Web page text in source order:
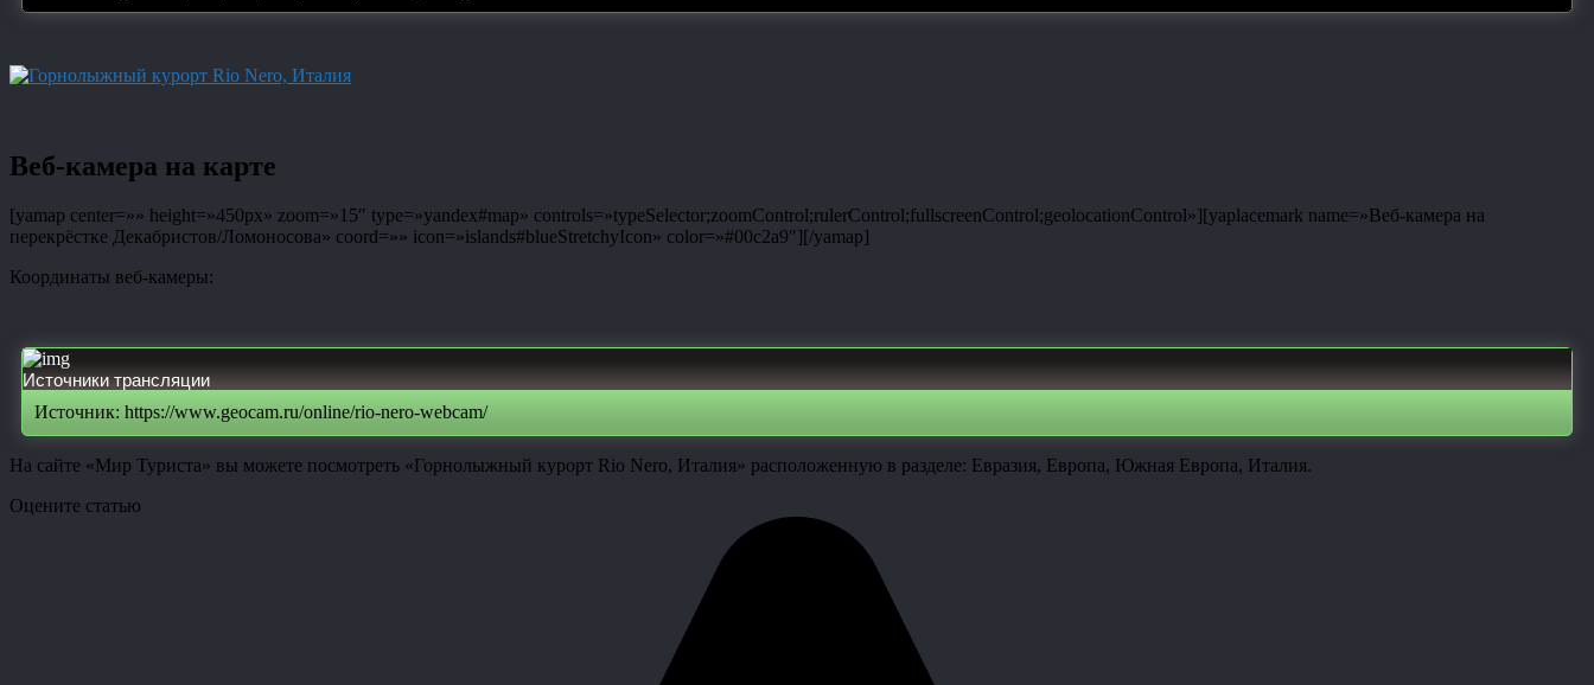
Веб-камера на карте
[yamap center=»» height=»450px» zoom=»15″ type=»yandex#map» controls=»typeSelector;zoomControl;rulerControl;fullscreenControl;geolocationControl»][yaplacemark name=»Веб-камера на
перекрёстке Декабристов/Ломоносова» coord=»» icon=»islands#blueStretchyIcon» color=»#00c2a9″][/yamap]
Координаты веб-камеры:
Источники трансляции
Источник: https://www.geocam.ru/online/rio-nero-webcam/
На сайте «Мир Туриста» вы можете посмотреть «Горнолыжный курорт Rio Nero, Италия» расположенную в разделе: Евразия, Европа, Южная Европа, Италия.
Оцените статью